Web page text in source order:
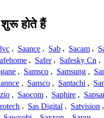
होते हैं
, Saance , Sab , Sacam ,
, Safer , Safesky Cn ,
, Samsco , Samsung ,
, Sansco , Santachi ,
, Saocom , Saphire ,
, Sas Digital , Satvision ,